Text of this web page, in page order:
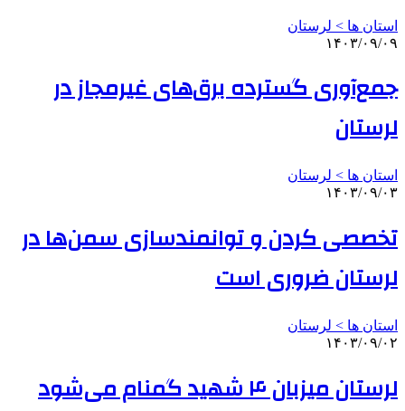
استان ها > لرستان
۱۴۰۳/۰۹/۰۹
جمع‌آوری گسترده برق‌های غیرمجاز در
لرستان
استان ها > لرستان
۱۴۰۳/۰۹/۰۳
تخصصی کردن و توانمندسازی سمن‌ها در
لرستان ضروری است
استان ها > لرستان
۱۴۰۳/۰۹/۰۲
لرستان میزبان ۴ شهید گمنام می‌شود